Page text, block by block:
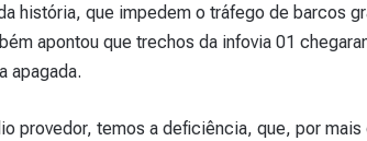
história, que impedem o tráfego de barcos
apontou que trechos da infovia 01
apagada.
provedor, temos a deficiência, que, por mais